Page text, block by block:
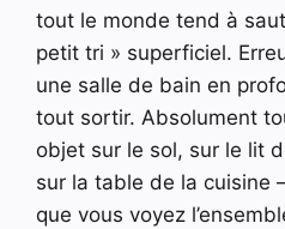
tout le monde tend à
petit tri » superficiel.
une salle de bain en
tout sortir. Absolument
objet sur le sol, sur le lit
sur la table de la
que vous voyez